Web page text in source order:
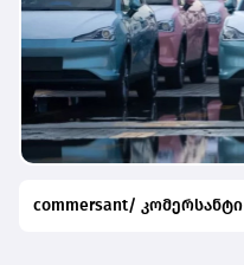
commersant/ კომერსანტი